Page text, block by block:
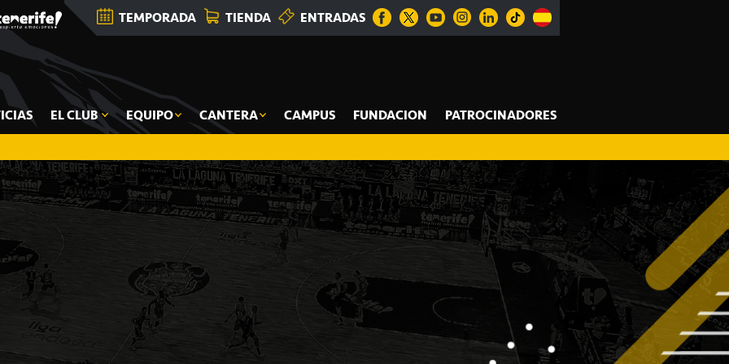
TEMPORADA TIENDA ENTRADAS
EL CLUB EQUIPO CANTERA CAMPUS FUNDACION PATROCINADORES